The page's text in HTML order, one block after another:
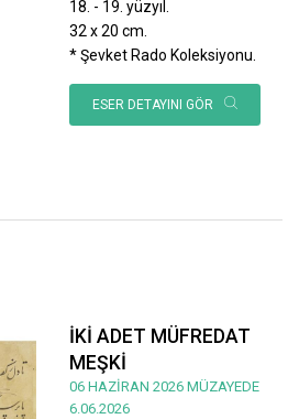
18. - 19. yüzyıl.
32 x 20 cm.
* Şevket Rado Koleksiyonu.
ESER DETAYINI GÖR
İKİ ADET MÜFREDAT
MEŞKİ
06 HAZİRAN 2026 MÜZAYEDE
6.06.2026